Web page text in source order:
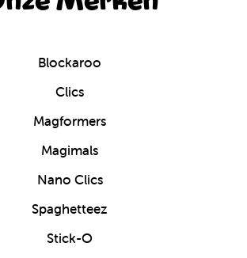
Blockaroo
Clics
Magformers
Magimals
Nano Clics
Spaghetteez
Stick-O